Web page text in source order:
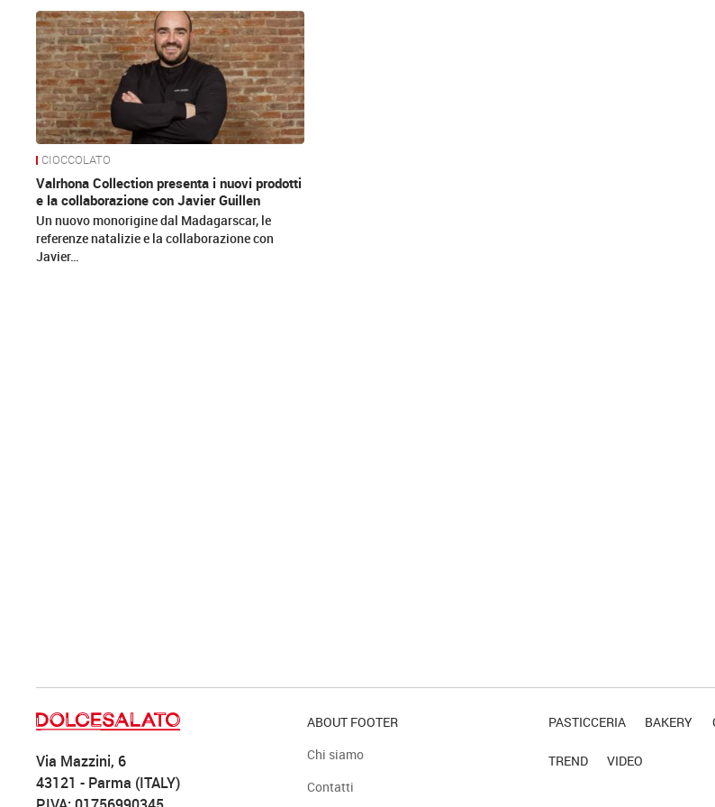
News
CIOCCOLATO
Valrhona Collection presenta i nuovi prodotti
e la collaborazione con Javier Guillen
Un nuovo monorigine dal Madagarscar, le
referenze natalizie e la collaborazione con
Javier…
Via Mazzini, 6
43121 - Parma (ITALY)
ABOUT FOOTER
Chi siamo
Contatti
PASTICCERIA BAKERY
TREND VIDEO